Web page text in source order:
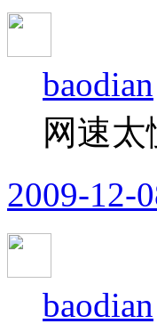
baodian
网速
2009-12-
baodian